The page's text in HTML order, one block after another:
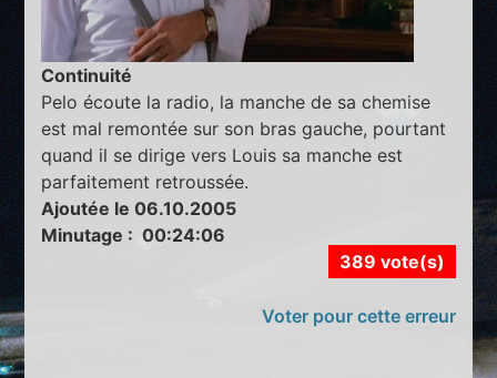
Continuité
Pelo écoute la radio, la manche de sa chemise
est mal remontée sur son bras gauche, pourtant
quand il se dirige vers Louis sa manche est
parfaitement retroussée.
Ajoutée le 06.10.2005
Minutage : 00:24:06
389 vote(s)
Voter pour cette erreur